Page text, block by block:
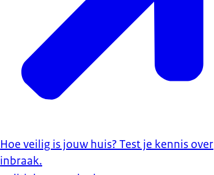
Hoe veilig is jouw huis? Test je kennis over
inbraak.